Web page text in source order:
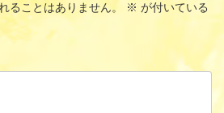
ることはありません。 ※ が付いている